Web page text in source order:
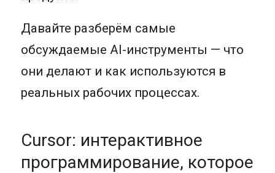
Давайте разберём самые
обсуждаемые AI-инструменты — что
они делают и как используются в
реальных рабочих процессах.
Cursor: интерактивное
программирование, которое